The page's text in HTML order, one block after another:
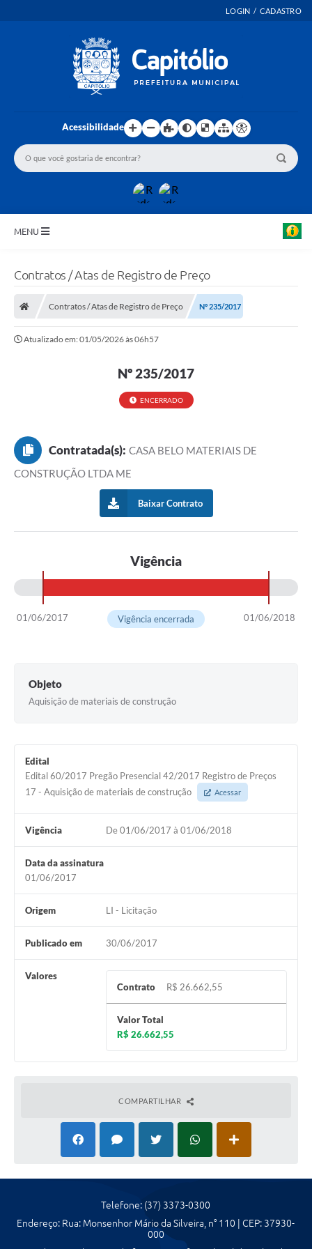
LOGIN / CADASTRO
Acessibilidade
MENU
Controle Interno
Governança
FROTAS
Patrimônio Cultural
Turismo Geral
Carta de Serviços
Acesso à Informação
Contato
Contratos / Atas de Registro de Preço
Contratos / Atas de Registro de Preço Nº 235/2017
Atualizado em: 01/05/2026 às 06h57
Nº 235/2017
ENCERRADO
Contratada(s): CASA BELO MATERIAIS DE
CONSTRUÇÃO LTDA ME
Baixar Contrato
Vigência
01/06/2017 01/06/2018
Vigência encerrada
Objeto
Aquisição de materiais de construção
Edital
Edital 60/2017 Pregão Presencial 42/2017 Registro de Preços
17 - Aquisição de materiais de construção
Acessar
Vigência De 01/06/2017 à 01/06/2018
Data da assinatura
01/06/2017
Origem LI - Licitação
Publicado em 30/06/2017
Valores
Contrato
R$ 26.662,55
Valor Total
R$ 26.662,55
COMPARTILHAR
Telefone: (37) 3373-0300
Endereço: Rua: Monsenhor Mário da Silveira, n° 110 | CEP: 37930-
000